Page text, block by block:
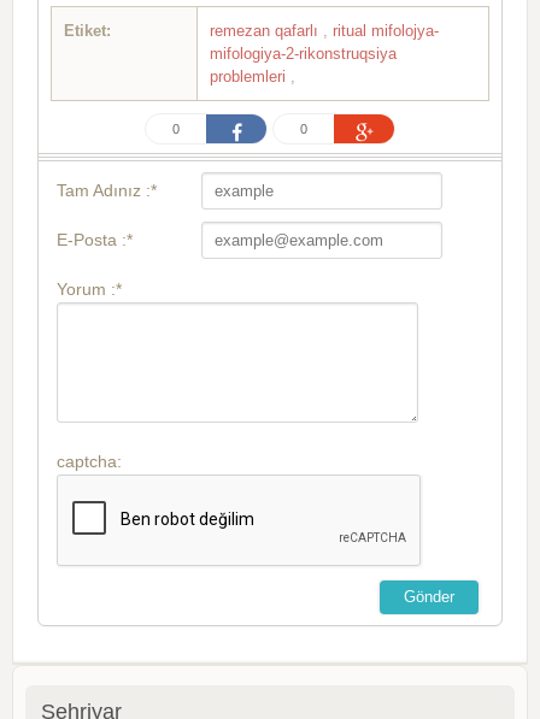
Etiket: remezan qafarlı
ritual mifolojya-
mifologiya-2-rikonstruqsiya
problemleri
0 0
Tam Adınız :*
E-Posta :*
Yorum :*
captcha:
Şehriyar